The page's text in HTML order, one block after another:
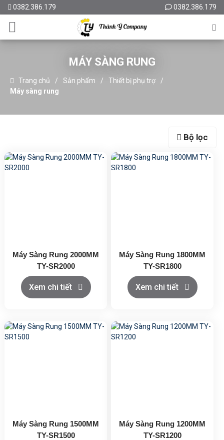
0382.386.179 0382.386.179
MÁY SÀNG RUNG
Trang chủ Sản phẩm
Thiết bị phụ trợ
Máy sàng rung
Bộ lọc
Máy Sàng Rung 2000MM
TY-SR2000
Xem chi tiết
Máy Sàng Rung 1800MM
TY-SR1800
Xem chi tiết
Máy Sàng Rung 1500MM
TY-SR1500
Máy Sàng Rung 1200MM
TY-SR1200